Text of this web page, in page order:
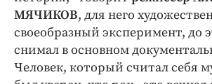
МЯЧИКОВ, для него
своеобразный эксперимент, до
снимал в основном
Человек, который считал себя